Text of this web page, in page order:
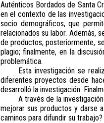
Auténticos Bordados de Santa
en el contexto de las
socio demográficos, que
relacionados su labor. Además,
de productos; posteriormente,
plagio; finalmente, en la
problemática.
Esta investigación se
diferentes proyectos desde
desarrolló la investigación.
A través de la
mejorar sus productos y darse
caminos para difundir su